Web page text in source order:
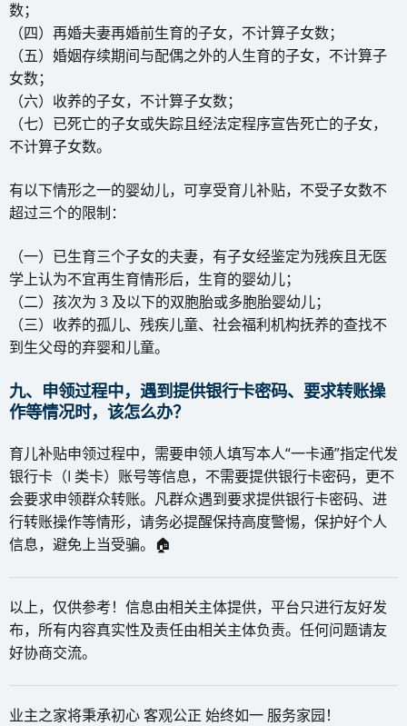
数；
（四）再婚夫妻再婚前生育的子女，不计算子女数；
（五）婚姻存续期间与配偶之外的人生育的子女，不计算子
女数；
（六）收养的子女，不计算子女数；
（七）已死亡的子女或失踪且经法定程序宣告死亡的子女，
不计算子女数。
有以下情形之一的婴幼儿，可享受育儿补贴，不受子女数不
超过三个的限制：
（一）已生育三个子女的夫妻，有子女经鉴定为残疾且无医
学上认为不宜再生育情形后，生育的婴幼儿；
（二）孩次为 3 及以下的双胞胎或多胞胎婴幼儿；
（三）收养的孤儿、残疾儿童、社会福利机构抚养的查找不
到生父母的弃婴和儿童。
九、申领过程中，遇到提供银行卡密码、要求转账操
作等情况时，该怎么办？
育儿补贴申领过程中，需要申领人填写本人“一卡通”指定代发
银行卡（I 类卡）账号等信息，不需要提供银行卡密码，更不
会要求申领群众转账。凡群众遇到要求提供银行卡密码、进
行转账操作等情形，请务必提醒保持高度警惕，保护好个人
信息，避免上当受骗。🏠
以上，仅供参考！信息由相关主体提供，平台只进行友好发
布，所有内容真实性及责任由相关主体负责。任何问题请友
好协商交流。
业主之家将秉承初心 客观公正 始终如一 服务家园！